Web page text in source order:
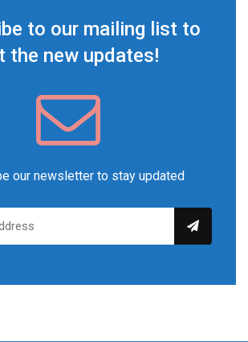
to our mailing list to
the new updates!
our newsletter to stay updated